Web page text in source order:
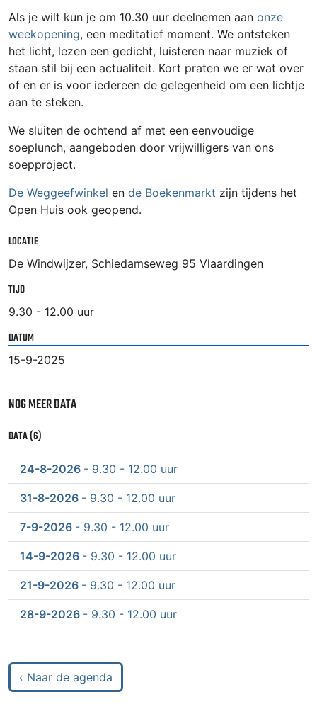
Als je wilt kun je om 10.30 uur deelnemen aan onze
weekopening, een meditatief moment. We ontsteken
het licht, lezen een gedicht, luisteren naar muziek of
staan stil bij een actualiteit. Kort praten we er wat over
of en er is voor iedereen de gelegenheid om een lichtje
aan te steken.
We sluiten de ochtend af met een eenvoudige
soeplunch, aangeboden door vrijwilligers van ons
soepproject.
De Weggeefwinkel en de Boekenmarkt zijn tijdens het
Open Huis ook geopend.
LOCATIE
De Windwijzer, Schiedamseweg 95 Vlaardingen
TIJD
9.30 - 12.00 uur
DATUM
15-9-2025
NOG MEER DATA
DATA (6)
24-8-2026 - 9.30 - 12.00 uur
31-8-2026 - 9.30 - 12.00 uur
7-9-2026 - 9.30 - 12.00 uur
14-9-2026 - 9.30 - 12.00 uur
21-9-2026 - 9.30 - 12.00 uur
28-9-2026 - 9.30 - 12.00 uur
‹ Naar de agenda